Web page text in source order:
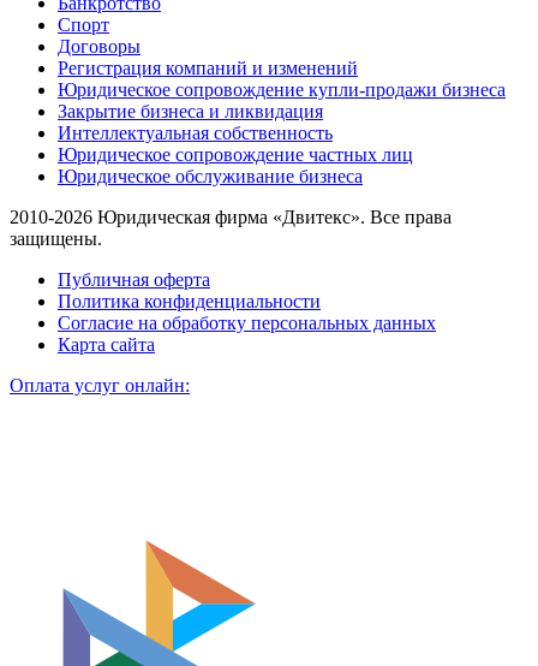
Спорт
Договоры
Регистрация компаний и изменений
Юридическое сопровождение купли-продажи бизнеса
Закрытие бизнеса и ликвидация
Интеллектуальная собственность
Юридическое сопровождение частных лиц
Юридическое обслуживание бизнеса
2010-2026 Юридическая фирма «Двитекс». Все права
защищены.
Публичная оферта
Политика конфиденциальности
Согласие на обработку персональных данных
Карта сайта
Оплата услуг онлайн: